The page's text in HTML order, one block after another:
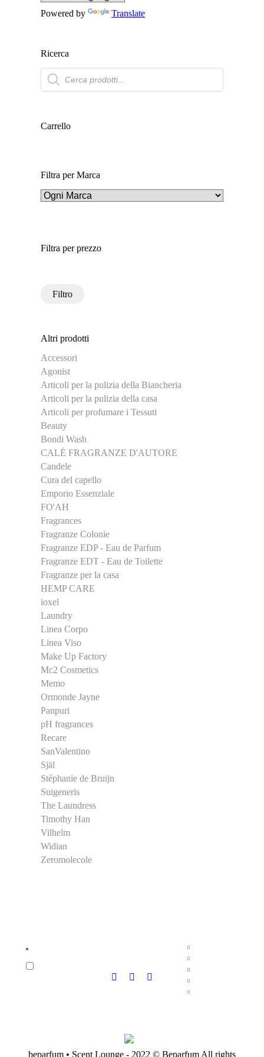
Powered by Translate
Ricerca
Ricerca
prodotti
Carrello
Filtra per Marca
Filtra per prezzo
Filtro
Altri prodotti
Accessori
Agonist
Articoli per la pulizia della Biancheria
Articoli per la pulizia della casa
Articoli per profumare i Tessuti
Beauty
Bondi Wash
CALÉ FRAGRANZE D'AUTORE
Candele
Cura del capello
Emporio Essenziale
FO'AH
Fragrances
Fragranze Colonie
Fragranze EDP - Eau de Parfum
Fragranze EDT - Eau de Toilette
Fragranze per la casa
HEMP CARE
ioxel
Laundry
Linea Corpo
Linea Viso
Make Up Factory
Mc2 Cosmetics
Memo
Ormonde Jayne
Panpuri
pH fragrances
Recare
SanValentino
Själ
Stéphanie de Bruijn
Suigeneris
The Laundress
Timothy Han
Vilhelm
Widian
Zeromolecole
beparfum • Scent Lounge - 2022 © Beparfum All rights